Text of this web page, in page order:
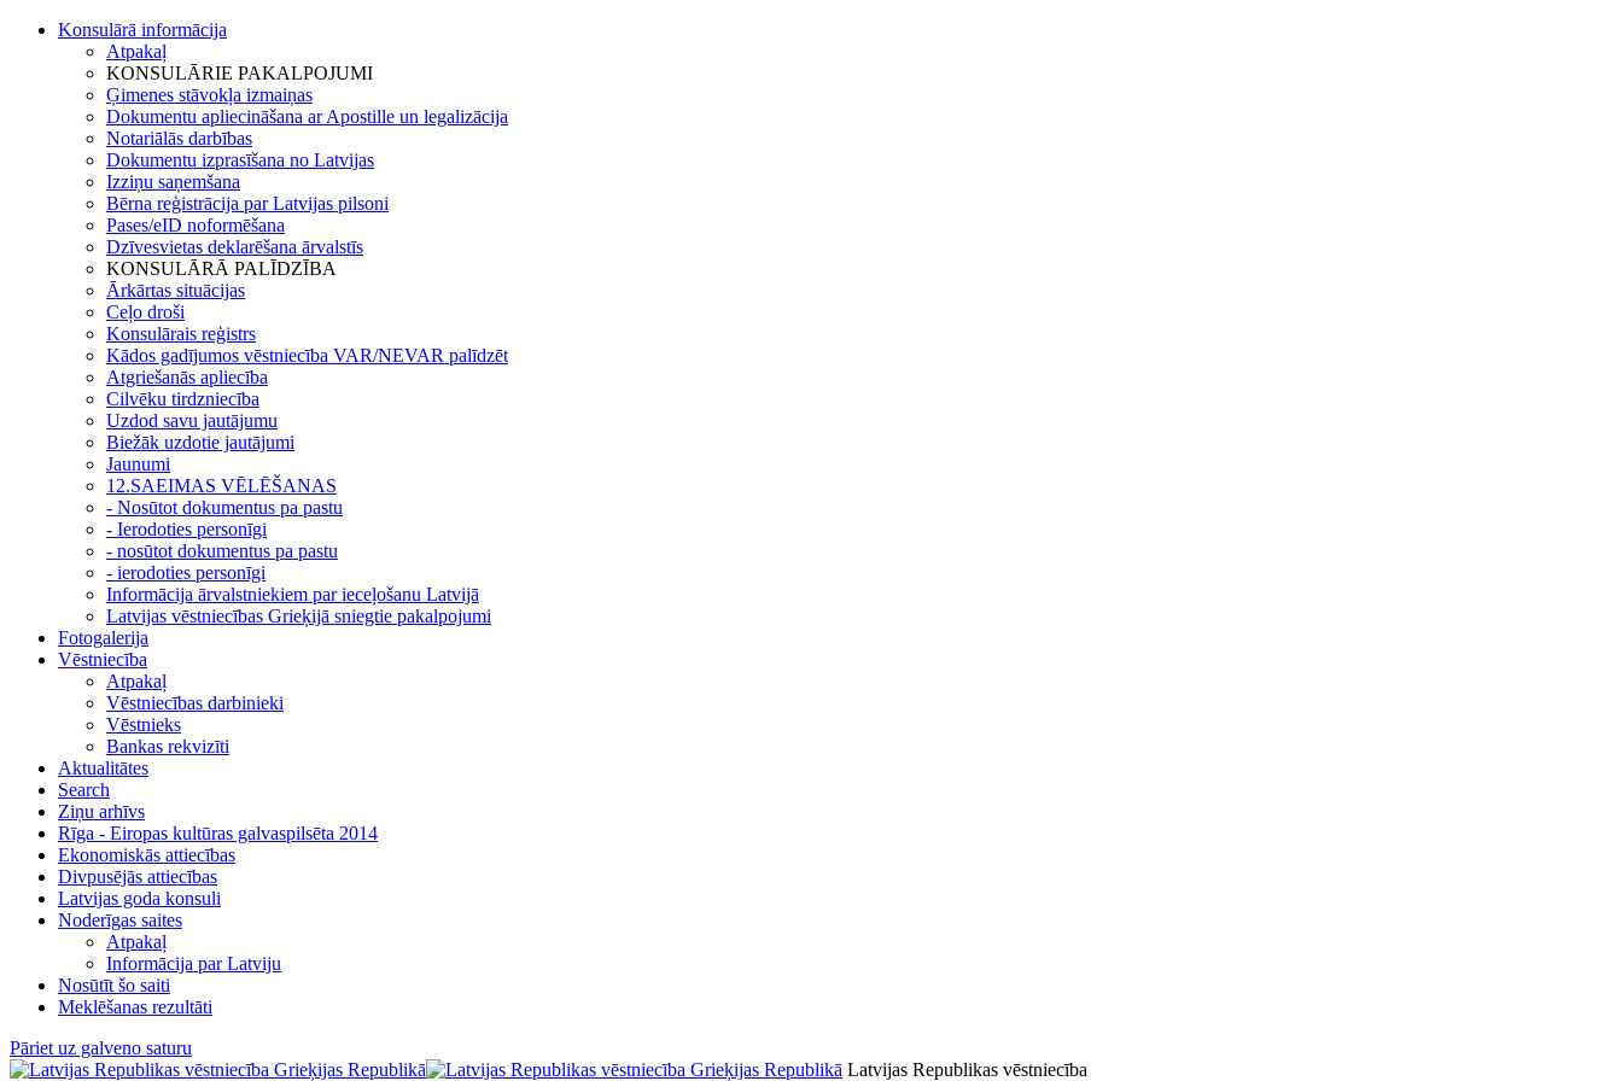
Konsulārā informācija
Atpakaļ
KONSULĀRIE PAKALPOJUMI
Ģimenes stāvokļa izmaiņas
Dokumentu apliecināšana ar Apostille un legalizācija
Notariālās darbības
Dokumentu izprasīšana no Latvijas
Izziņu saņemšana
Bērna reģistrācija par Latvijas pilsoni
Pases/eID noformēšana
Dzīvesvietas deklarēšana ārvalstīs
KONSULĀRĀ PALĪDZĪBA
Ārkārtas situācijas
Ceļo droši
Konsulārais reģistrs
Kādos gadījumos vēstniecība VAR/NEVAR palīdzēt
Atgriešanās apliecība
Cilvēku tirdzniecība
Uzdod savu jautājumu
Biežāk uzdotie jautājumi
Jaunumi
12.SAEIMAS VĒLĒŠANAS
- Nosūtot dokumentus pa pastu
- Ierodoties personīgi
- nosūtot dokumentus pa pastu
- ierodoties personīgi
Informācija ārvalstniekiem par ieceļošanu Latvijā
Latvijas vēstniecības Grieķijā sniegtie pakalpojumi
Fotogalerija
Vēstniecība
Atpakaļ
Vēstniecības darbinieki
Vēstnieks
Bankas rekvizīti
Aktualitātes
Search
Ziņu arhīvs
Rīga - Eiropas kultūras galvaspilsēta 2014
Ekonomiskās attiecības
Divpusējās attiecības
Latvijas goda konsuli
Noderīgas saites
Atpakaļ
Informācija par Latviju
Nosūtīt šo saiti
Meklēšanas rezultāti
Pāriet uz galveno saturu
Latvijas Republikas vēstniecība